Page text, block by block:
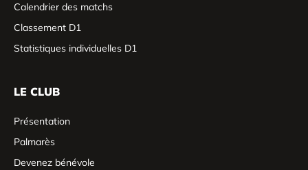
Calendrier des matchs
Classement D1
Statistiques individuelles D1
LE CLUB
Présentation
Palmarès
Devenez bénévole